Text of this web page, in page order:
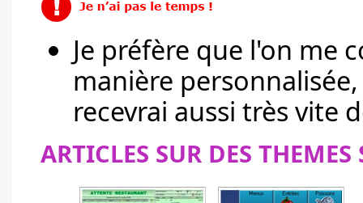
Je préfère que l'on me
manière
recevrai aussi très vite
ARTICLES SUR DES